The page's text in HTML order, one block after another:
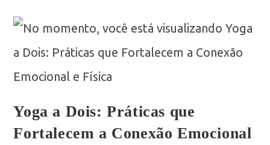
Yoga a Dois: Práticas que
Fortalecem a Conexão Emocional